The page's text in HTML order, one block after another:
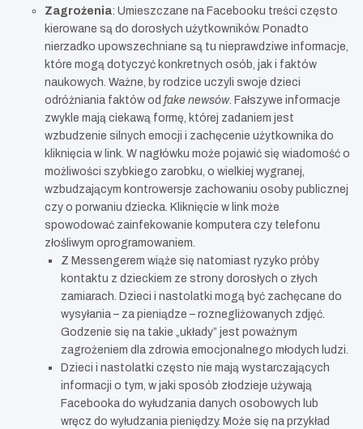
Zagrożenia: Umieszczane na Facebooku treści często
kierowane są do dorosłych użytkowników. Ponadto
nierzadko upowszechniane są tu nieprawdziwe informacje,
które mogą dotyczyć konkretnych osób, jak i faktów
naukowych. Ważne, by rodzice uczyli swoje dzieci
odróżniania faktów od fake newsów. Fałszywe informacje
zwykle mają ciekawą formę, której zadaniem jest
wzbudzenie silnych emocji i zachęcenie użytkownika do
kliknięcia w link. W nagłówku może pojawić się wiadomość o
możliwości szybkiego zarobku, o wielkiej wygranej,
wzbudzającym kontrowersje zachowaniu osoby publicznej
czy o porwaniu dziecka. Kliknięcie w link może
spowodować zainfekowanie komputera czy telefonu
złośliwym oprogramowaniem.
Z Messengerem wiąże się natomiast ryzyko próby
kontaktu z dzieckiem ze strony dorosłych o złych
zamiarach. Dzieci i nastolatki mogą być zachęcane do
wysyłania – za pieniądze – roznegliżowanych zdjęć.
Godzenie się na takie „układy” jest poważnym
zagrożeniem dla zdrowia emocjonalnego młodych ludzi.
Dzieci i nastolatki często nie mają wystarczających
informacji o tym, w jaki sposób złodzieje używają
Facebooka do wyłudzania danych osobowych lub
wręcz do wyłudzania pieniędzy. Może się na przykład